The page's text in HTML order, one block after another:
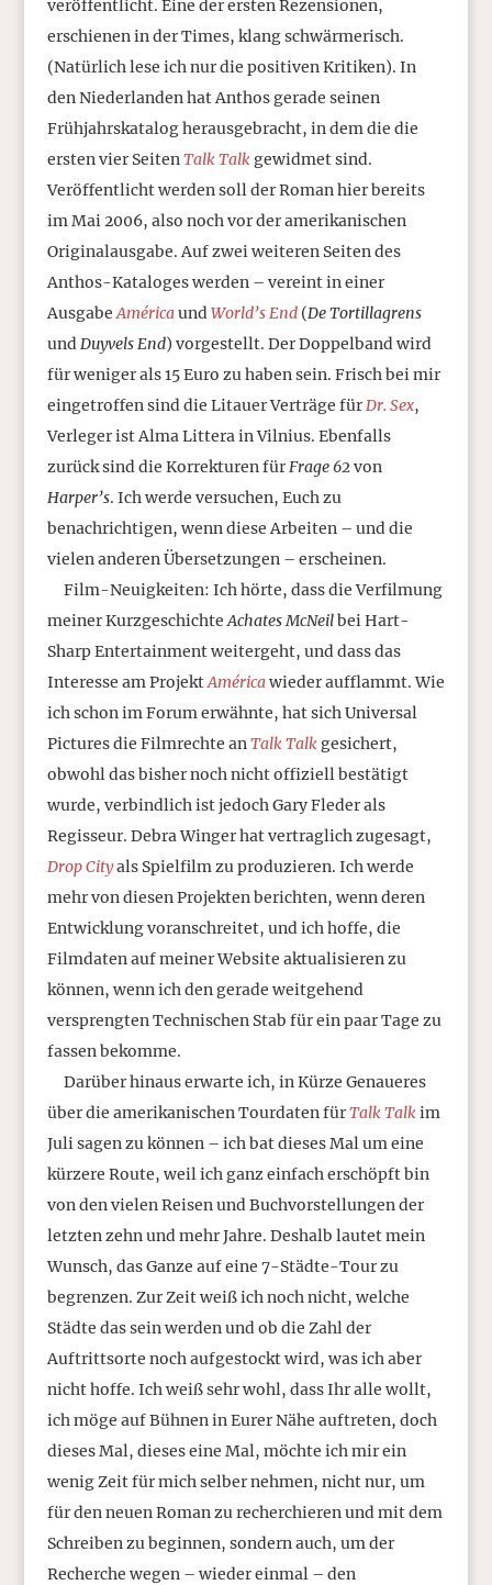
veröffentlicht. Eine der ersten Rezensionen,
erschienen in der Times, klang schwärmerisch.
(Natürlich lese ich nur die positiven Kritiken). In
den Niederlanden hat Anthos gerade seinen
Frühjahrskatalog herausgebracht, in dem die die
ersten vier SeitenTalk Talkgewidmet sind.
Veröffentlicht werden soll der Roman hier bereits
im Mai 2006, also noch vor der amerikanischen
Originalausgabe. Auf zwei weiteren Seiten des
Anthos-Kataloges werden – vereint in einer
AusgabeAméricaundWorld’s End(De Tortillagrens
undDuyvels End) vorgestellt. Der Doppelband wird
für weniger als 15 Euro zu haben sein. Frisch bei mir
eingetroffen sind die Litauer Verträge fürDr. Sex,
Verleger ist Alma Littera in Vilnius. Ebenfalls
zurück sind die Korrekturen fürFrage 62von
Harper’s. Ich werde versuchen, Euch zu
benachrichtigen, wenn diese Arbeiten – und die
vielen anderen Übersetzungen – erscheinen.
Film-Neuigkeiten: Ich hörte, dass die Verfilmung
meiner KurzgeschichteAchates McNeilbei Hart-
Sharp Entertainment weitergeht, und dass das
Interesse am ProjektAméricawieder aufflammt. Wie
ich schon im Forum erwähnte, hat sich Universal
Pictures die Filmrechte anTalk Talkgesichert,
obwohl das bisher noch nicht offiziell bestätigt
wurde, verbindlich ist jedoch Gary Fleder als
Regisseur. Debra Winger hat vertraglich zugesagt,
Drop Cityals Spielfilm zu produzieren. Ich werde
mehr von diesen Projekten berichten, wenn deren
Entwicklung voranschreitet, und ich hoffe, die
Filmdaten auf meiner Website aktualisieren zu
können, wenn ich den gerade weitgehend
versprengten Technischen Stab für ein paar Tage zu
fassen bekomme.
Darüber hinaus erwarte ich, in Kürze Genaueres
über die amerikanischen Tourdaten fürTalk Talkim
Juli sagen zu können – ich bat dieses Mal um eine
kürzere Route, weil ich ganz einfach erschöpft bin
von den vielen Reisen und Buchvorstellungen der
letzten zehn und mehr Jahre. Deshalb lautet mein
Wunsch, das Ganze auf eine 7-Städte-Tour zu
begrenzen. Zur Zeit weiß ich noch nicht, welche
Städte das sein werden und ob die Zahl der
Auftrittsorte noch aufgestockt wird, was ich aber
nicht hoffe. Ich weiß sehr wohl, dass Ihr alle wollt,
ich möge auf Bühnen in Eurer Nähe auftreten, doch
dieses Mal, dieses eine Mal, möchte ich mir ein
wenig Zeit für mich selber nehmen, nicht nur, um
für den neuen Roman zu recherchieren und mit dem
Schreiben zu beginnen, sondern auch, um der
Recherche wegen – wieder einmal – den